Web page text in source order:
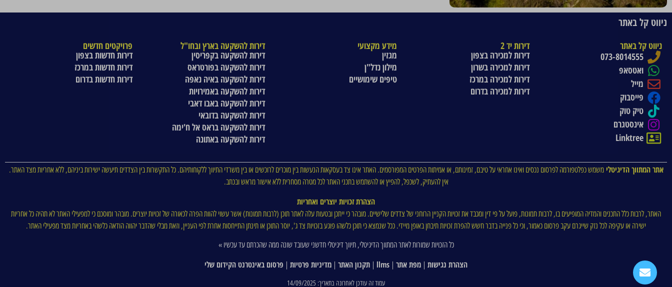
ניווט קל באתר
ניווט קל באתר
073-8014555
ואטסאפ
מייל
פייסבוק
טיק טוק
אינסטגרם
Linktree
דירות יד 2
דירות למכירה בצפון
דירות למכירה בשרון
דירות למכירה במרכז
דירות למכירה בדרום
מידע מקצועי
מגזין
מילון נדל"ן
טיפים שימושיים
דירות להשקעה בארץ ובחו"ל
דירות להשקעה בקפריסין
דירות להשקעה בפורטראס
דירות להשקעה באיה נאפה
דירות להשקעה באמירויות
דירות להשקעה באבו דאבי
דירות להשקעה בדובאי
דירות להשקעה בראס אל ח'ימה
דירות להשקעה באתונה
פרויקטים חדשים
דירות חדשות בצפון
דירות חדשות במרכז
דירות חדשות בדרום
אתר המתווך הדיגיטלימשמש כפלטפורמה לפרסום נכסים ואינו אחראי על טיבם, זמינותם, או אמיתות הפרטים המפורסמים. האתר אינו צד בעסקאות הנעשות בין מוכרים לרוכשים או בין משרדי התיווך ללקוחותיהם. כל התקשרות בין הצדדים תיעשה ישירות ביניהם, ללא אחריות מצד האתר.
אין להעתיק, לשכפל, להפיץ או להשתמש בתכני האתר לכל מטרה מסחרית ללא אישור מראש ובכתב.
הצהרת זכויות יוצרים ואחריות
האתר, לרבות כלל התכנים והמדיה המופיעים בו, לרבות תמונות, פועל על פי דין ומכבד את זכויות הקניין הרוחני של צדדים שלישיים. מובהר כי ייתכן ובטעות עלה לאתר תוכן (לרבות תמונות) אשר עשוי להוות הפרה לכאורה של זכויות יוצרים. מובהר ומוסכם כי למפעילי האתר לא תהיה כל אחריות
ישירה או עקיפה לכל נזק שייגרם עקב פרסום כאמור, וכי כל פנייה בדבר חשש להפרת זכויות תיבחן באופן מיידי. ככל שנמצא כי תוכן כלשהו פוגע בזכויות צד ג', יוסר התוכן או תינתן התייחסות אחרת לפי העניין, וזאת מבלי שהדבר יהווה הודאה כלשהי באחריות מצד מפעילי האתר.
כל הזכויות שמורות לאתר המתווך הדיגיטלי, תיווך דיגיטלי חדשני שעובד שונה ממה שהכרתם עד עכשיו »
הצהרת נגישות | מפת אתר |
llms
| תקנון האתר | מדיניות פרטיות | פרסום באינטרנט הקידום שלי
עמוד זה עודכן לאחרונה בתאריך: 14/09/2025